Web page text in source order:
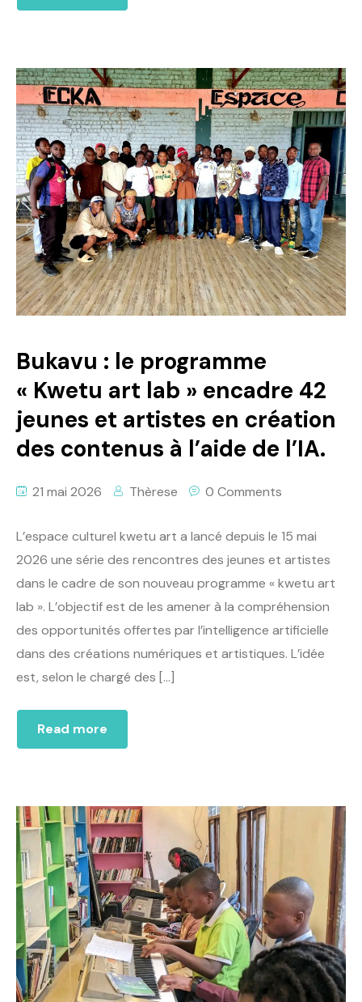
Bukavu : le programme
« Kwetu art lab » encadre 42
jeunes et artistes en création
des contenus à l’aide de l’IA.
21 mai 2026 Thèrese 0 Comments
L’espace culturel kwetu art a lancé depuis le 15 mai
2026 une série des rencontres des jeunes et artistes
dans le cadre de son nouveau programme « kwetu art
lab ». L’objectif est de les amener à la compréhension
des opportunités offertes par l’intelligence artificielle
dans des créations numériques et artistiques. L’idée
est, selon le chargé des […]
Read more